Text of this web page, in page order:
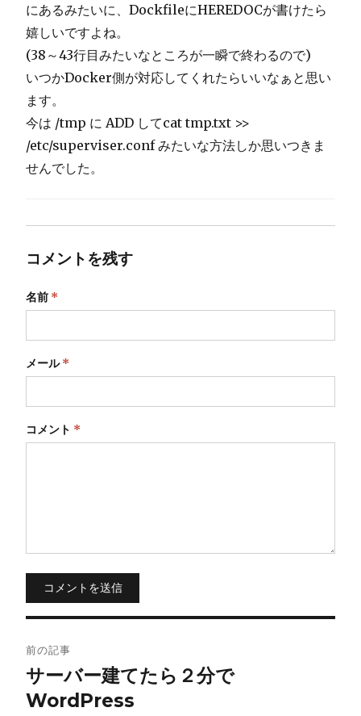
にあるみたいに、DockfileにHEREDOCが書けたら
嬉しいですよね。
(38～43行目みたいなところが一瞬で終わるので)
いつかDocker側が対応してくれたらいいなぁと思い
ます。
今は /tmp に ADD してcat tmp.txt >>
/etc/superviser.conf みたいな方法しか思いつきま
せんでした。
コメントを残す
名前 *
メール*
コメント *
コメントを送信
稿
ナ
前の記事
サーバー建てたら２分で
WordPress